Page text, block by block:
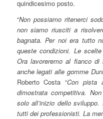
quindicesimo posto.
“Non possiamo ritenerci
non siamo riusciti a
bagnata. Per noi era tutto
queste condizioni. Le
Ora lavoreremo al fianco
anche legati alle gomme
Roberto Costa “Con pista
dimostrata competitiva.
solo all’inizio dello
tutti dei professionisti. La